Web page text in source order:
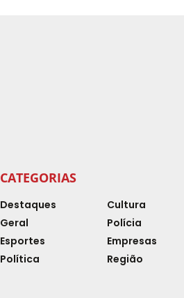
CATEGORIAS
Destaques
Geral
Esportes
Política
Cultura
Polícia
Empresas
Região